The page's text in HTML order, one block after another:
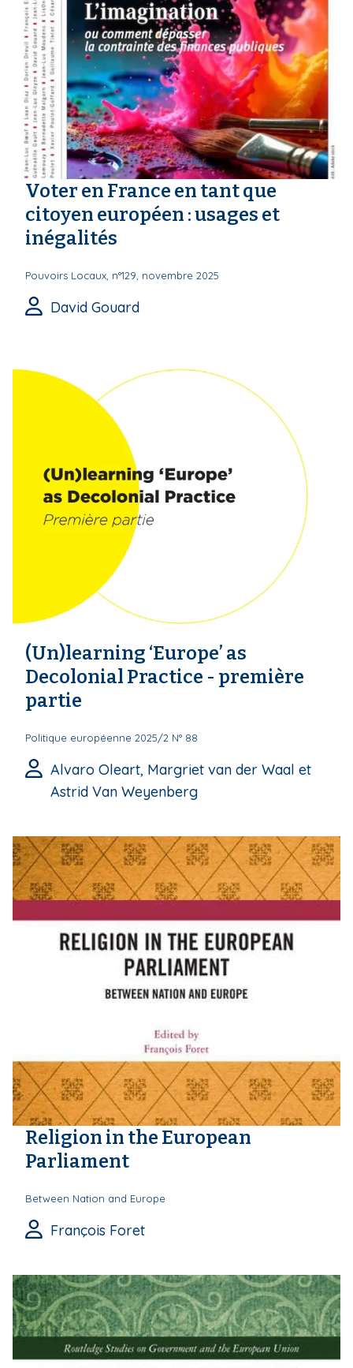
Voter en France en tant que
citoyen européen : usages et
inégalités
Pouvoirs Locaux, n°129, novembre 2025
David Gouard
(Un)learning ‘Europe’ as
Decolonial Practice - première
partie
Politique européenne 2025/2 N° 88
Alvaro Oleart, Margriet van der Waal et
Astrid Van Weyenberg
Religion in the European
Parliament
Between Nation and Europe
François Foret